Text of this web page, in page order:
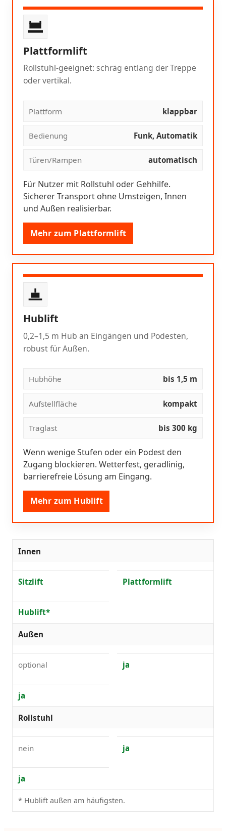
Plattformlift
Rollstuhl-geeignet: schräg entlang der Treppe
oder vertikal.
Plattform klappbar
Bedienung Funk, Automatik
Türen/Rampen automatisch
Für Nutzer mit Rollstuhl oder Gehhilfe.
Sicherer Transport ohne Umsteigen, Innen
und Außen realisierbar.
Mehr zum Plattformlift
Hublift
0,2–1,5 m Hub an Eingängen und Podesten,
robust für Außen.
Hubhöhe bis 1,5 m
Aufstellfläche kompakt
Traglast bis 300 kg
Wenn wenige Stufen oder ein Podest den
Zugang blockieren. Wetterfest, geradlinig,
barrierefreie Lösung am Eingang.
Mehr zum Hublift
Innen
Sitzlift Plattformlift
Hublift*
Außen
optional ja
ja
Rollstuhl
nein ja
ja
* Hublift außen am häufigsten.